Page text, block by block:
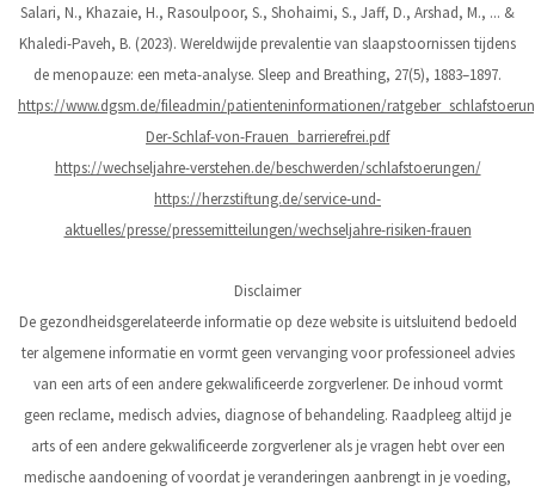
Salari, N., Khazaie, H., Rasoulpoor, S., Shohaimi, S., Jaff, D., Arshad, M., ... &
Khaledi-Paveh, B. (2023). Wereldwijde prevalentie van slaapstoornissen tijdens
de menopauze: een meta-analyse. Sleep and Breathing, 27(5), 1883–1897.
https://www.dgsm.de/fileadmin/patienteninformationen/
Der-Schlaf-von-Frauen_barrierefrei.pdf
https://wechseljahre-verstehen.de/beschwerden/schlafstoerungen/
https://herzstiftung.de/service-und-
aktuelles/presse/pressemitteilungen/wechseljahre-risiken-frauen
Disclaimer
De gezondheidsgerelateerde informatie op deze website is uitsluitend bedoeld
ter algemene informatie en vormt geen vervanging voor professioneel advies
van een arts of een andere gekwalificeerde zorgverlener. De inhoud vormt
geen reclame, medisch advies, diagnose of behandeling. Raadpleeg altijd je
arts of een andere gekwalificeerde zorgverlener als je vragen hebt over een
medische aandoening of voordat je veranderingen aanbrengt in je voeding,